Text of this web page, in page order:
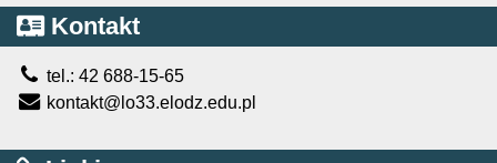
Kontakt
tel.: 42 688-15-65
kontakt@lo33.elodz.edu.pl